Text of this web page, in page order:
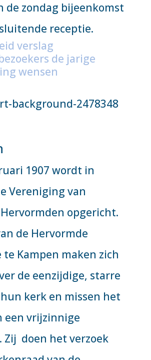
de zondag bijeenkomst
receptie.
verslag
de jarige
wensen
1907 wordt in
Vereniging van
opgericht.
de Hervormde
te Kampen maken zich
de eenzijdige, starre
kerk en missen het
een vrijzinnige
Zij doen het verzoek